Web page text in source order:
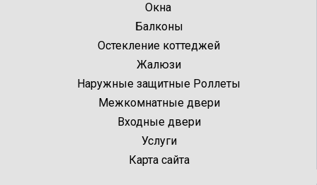
Окна
Балконы
Остекление коттеджей
Жалюзи
Наружные защитные Роллеты
Межкомнатные двери
Входные двери
Услуги
Карта сайта